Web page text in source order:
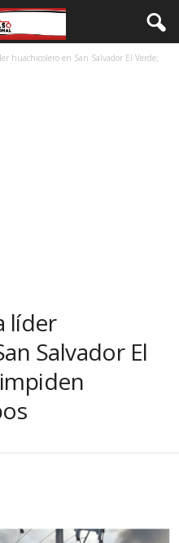
huachicolero en San Salvador El Verde;
líder
Salvador El